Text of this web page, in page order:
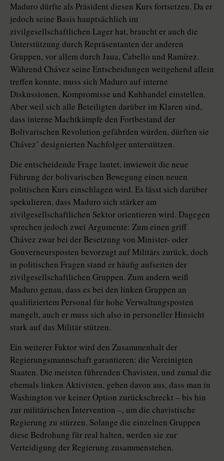
Maduro dürfte als Präsident diesen Kurs fortsetzen. Da er
jedoch seine Basis hauptsächlich im
zivilgesellschaftlichen Lager hat, braucht er auch die
Unterstützung durch Repräsentanten der anderen
Gruppen, vor allem durch Jaua, Cabello und Ramírez.
Während Chávez seine Entscheidungen weitgehend allein
treffen konnte, muss sich Maduro auf interne
Diskussionen, Kompromisse und Kuhhandel einstellen.
Aber weil sich alle Beteiligten darüber im Klaren sind,
dass interne Machtkämpfe den Fortbestand der
Bolivarischen Revolution gefährden würden, dürften sie
Chávez’ designierten Nachfolger unterstützen.
Die entscheidende Frage lautet, inwieweit die neue
Führung der bolivarischen Bewegung einen neuen
politischen Kurs einschlagen wird. Es lässt sich darüber
spekulieren, dass Maduro sich stärker am
zivilgesellschaftlichen Sektor orientieren wird. Dagegen
sprechen jedoch zwei Argumente: Zum einen griff
Chávez zwar bei der Besetzung von Minister- oder
Gouverneursposten bevorzugt auf Militärs zurück, doch
in politischen Fragen stand er häufig aufseiten der
zivilgesellschaftlichen Gruppen. Zum andern weiß
Maduro genau, dass es bei den linken Gruppen an
qualifiziertem Personal für hohe Verwaltungsposten
mangelt, auch er muss sich also in personeller Hinsicht
stark auf das Militär stützen.
Ein weiterer Faktor wird den Zusammenhalt der
Regierungsmannschaft garantieren: die Vereinigten
Staaten. Die meisten führenden Chavisten, und zumal die
ehemals linken Aktivisten, gehen davon aus, dass man in
Washington vor keiner Option zurückschreckt – bis hin
zur militärischen Intervention –, um die chavistische
Regierung zu stürzen. Solange die einzelnen Gruppen
diese Bedrohung für real halten, werden sie zur
Verteidigung der Regierung zusammenstehen.